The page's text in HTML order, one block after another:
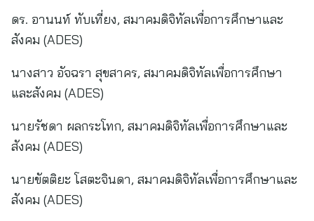
ดร. อานนท์ ทับเที่ยง, สมาคมดิจิทัลเพื่อการศึกษาและ
สังคม (ADES)
นางสาว อัจฉรา สุขสาคร, สมาคมดิจิทัลเพื่อการศึกษา
และสังคม (ADES)
นายรัชดา ผลกระโทก, สมาคมดิจิทัลเพื่อการศึกษาและ
สังคม (ADES)
นายขัตติยะ โสตะจินดา, สมาคมดิจิทัลเพื่อการศึกษาและ
สังคม (ADES)